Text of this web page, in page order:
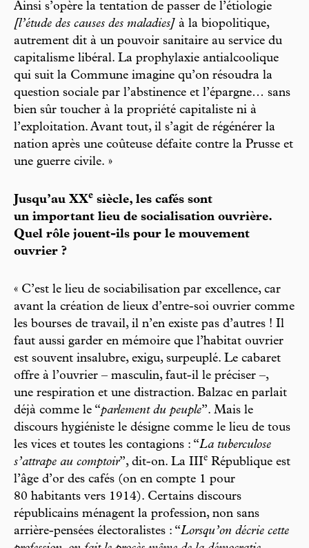
Ainsi s’opère la tentation de passer de l’étiologie
[l’étude des causes des maladies] à la biopolitique,
autrement dit à un pouvoir sanitaire au service du
capitalisme libéral. La prophylaxie antialcoolique
qui suit la Commune imagine qu’on résoudra la
question sociale par l’abstinence et l’épargne… sans
bien sûr toucher à la propriété capitaliste ni à
l’exploitation. Avant tout, il s’agit de régénérer la
nation après une coûteuse défaite contre la Prusse et
une guerre civile. »
Jusqu’au XXe siècle, les cafés sont
un important lieu de socialisation ouvrière.
Quel rôle jouent-ils pour le mouvement
ouvrier ?
« C’est le lieu de sociabilisation par excellence, car
avant la création de lieux d’entre-soi ouvrier comme
les bourses de travail, il n’en existe pas d’autres ! Il
faut aussi garder en mémoire que l’habitat ouvrier
est souvent insalubre, exigu, surpeuplé. Le cabaret
offre à l’ouvrier – masculin, faut-il le préciser –,
une respiration et une distraction. Balzac en parlait
déjà comme le “parlement du peuple”. Mais le
discours hygiéniste le désigne comme le lieu de tous
les vices et toutes les contagions : “La tuberculose
s’attrape au comptoir”, dit-on. La IIIe République est
l’âge d’or des cafés (on en compte 1 pour
80 habitants vers 1914). Certains discours
républicains ménagent la profession, non sans
arrière-pensées électoralistes : “Lorsqu’on décrie cette